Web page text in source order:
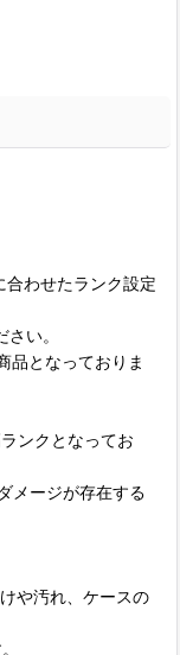
わせたランク設定
い。
品となっておりま
ンクとなってお
メージが存在する
や汚れ、ケースの